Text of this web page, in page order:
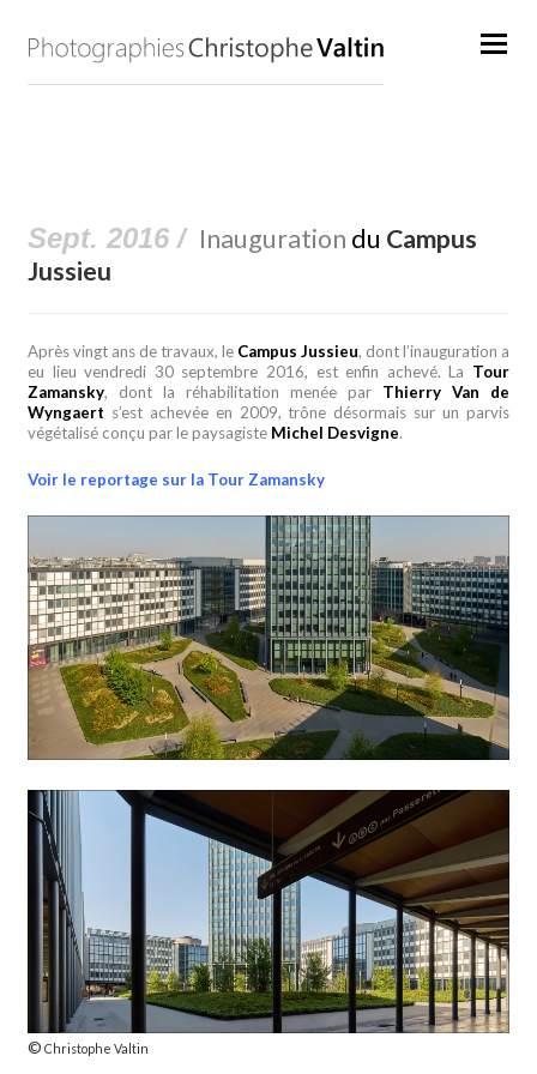
Sept. 2016 / Inauguration du Campus
Jussieu
Après vingt ans de travaux, le Campus Jussieu, dont l’inauguration a
eu lieu vendredi 30 septembre 2016, est enfin achevé.La Tour
Zamansky, dont la réhabilitation menée par Thierry Van de
Wyngaert s’est achevée en 2009, trône désormais sur un parvis
végétalisé conçu par le paysagiste Michel Desvigne.
Voir le reportage sur la Tour Zamansky
© Christophe Valtin